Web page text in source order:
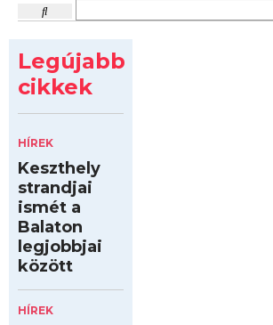
Legújabb
cikkek
HÍREK
Keszthely
strandjai
ismét a
Balaton
legjobbjai
között
HÍREK